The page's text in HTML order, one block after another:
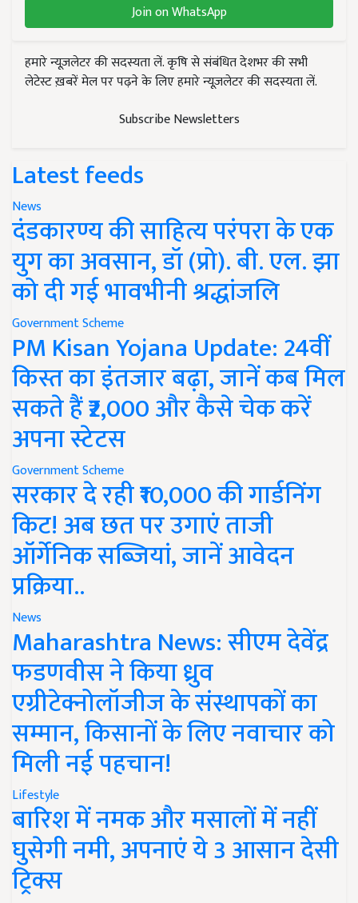
Join on WhatsApp
हमारे न्यूज़लेटर की सदस्यता लें. कृषि से संबंधित देशभर की सभी
लेटेस्ट ख़बरें मेल पर पढ़ने के लिए हमारे न्यूज़लेटर की सदस्यता लें.
Subscribe Newsletters
Latest feeds
News
दंडकारण्य की साहित्य परंपरा के एक
युग का अवसान, डॉ (प्रो). बी. एल. झा
को दी गई भावभीनी श्रद्धांजलि
Government Scheme
PM Kisan Yojana Update: 24वीं
किस्त का इंतजार बढ़ा, जानें कब मिल
सकते हैं ₹2,000 और कैसे चेक करें
अपना स्टेटस
Government Scheme
सरकार दे रही ₹10,000 की गार्डनिंग
किट! अब छत पर उगाएं ताजी
ऑर्गेनिक सब्जियां, जानें आवेदन
प्रक्रिया..
News
Maharashtra News: सीएम देवेंद्र
फडणवीस ने किया ध्रुव
एग्रीटेक्नोलॉजीज के संस्थापकों का
सम्मान, किसानों के लिए नवाचार को
मिली नई पहचान!
Lifestyle
बारिश में नमक और मसालों में नहीं
घुसेगी नमी, अपनाएं ये 3 आसान देसी
ट्रिक्स